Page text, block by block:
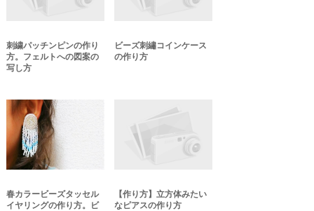
刺繍パッチンピンの作り
方。フェルトへの図案の
写し方
ビーズ刺繡コインケース
の作り方
春カラービーズタッセル
イヤリングの作り方。ビ
【作り方】立方体みたい
なピアスの作り方